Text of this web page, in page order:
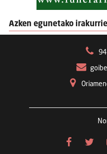
Azken egunetako